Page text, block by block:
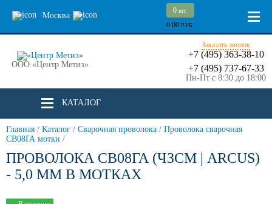
Москва
0 шт.
0.00 РУБ.
ООО «Центр Метиз»
Заказать звонок
+7 (495) 363-38-10
+7 (495) 737-67-33
Пн-Пт с 8:30 до 18:00
КАТАЛОГ
Главная / Каталог / Сварочная проволока / Проволока сварочная
СВ08ГА мотки /
ПРОВОЛОКА СВ08ГА (ЧЗСМ | ARCUS)
- 5,0 ММ В МОТКАХ